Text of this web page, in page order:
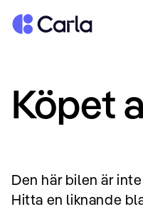
Tillbaka till startsidan
Köpet
Den här bilen är
Hitta en liknande